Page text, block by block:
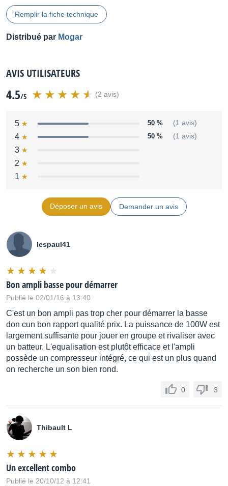
Remplir la fiche technique
Distribué par Mogar
AVIS UTILISATEURS
4.5/5 (2 avis)
5 50 % (1 avis)
4 50 % (1 avis)
3
2
1
Déposer un avis Demander un avis
lespaul41
Bon ampli basse pour démarrer
Publié le 02/01/16 à 13:40
C'est un bon ampli pas trop cher pour démarrer la basse
don cun bon rapport qualité prix. La puissance de 100W est
largement suffisante pour jouer en groupe et rivaliser avec
un batteur. L'equalisation est plutôt efficace et l'ampli
possède un compresseur intégré, ce qui est un plus quand
on recherche un son bien rond.
0 3
Thibault L
Un excellent combo
Publié le 20/10/12 à 12:41